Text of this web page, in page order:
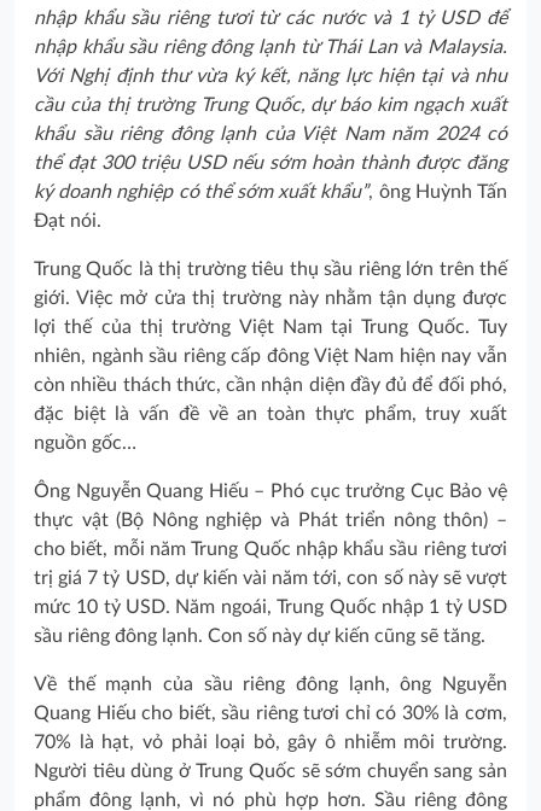
nhập khẩu sầu riêng tươi từ các nước và 1 tỷ USD để
nhập khẩu sầu riêng đông lạnh từ Thái Lan và Malaysia.
Với Nghị định thư vừa ký kết, năng lực hiện tại và nhu
cầu của thị trường Trung Quốc, dự báo kim ngạch xuất
khẩu sầu riêng đông lạnh của Việt Nam năm 2024 có
thể đạt 300 triệu USD nếu sớm hoàn thành được đăng
ký doanh nghiệp có thể sớm xuất khẩu”, ông Huỳnh Tấn
Đạt nói.
Trung Quốc là thị trường tiêu thụ sầu riêng lớn trên thế
giới. Việc mở cửa thị trường này nhằm tận dụng được
lợi thế của thị trường Việt Nam tại Trung Quốc. Tuy
nhiên, ngành sầu riêng cấp đông Việt Nam hiện nay vẫn
còn nhiều thách thức, cần nhận diện đầy đủ để đối phó,
đặc biệt là vấn đề về an toàn thực phẩm, truy xuất
nguồn gốc…
Ông Nguyễn Quang Hiếu – Phó cục trưởng Cục Bảo vệ
thực vật (Bộ Nông nghiệp và Phát triển nông thôn) –
cho biết, mỗi năm Trung Quốc nhập khẩu sầu riêng tươi
trị giá 7 tỷ USD, dự kiến vài năm tới, con số này sẽ vượt
mức 10 tỷ USD. Năm ngoái, Trung Quốc nhập 1 tỷ USD
sầu riêng đông lạnh. Con số này dự kiến cũng sẽ tăng.
Về thế mạnh của sầu riêng đông lạnh, ông Nguyễn
Quang Hiếu cho biết, sầu riêng tươi chỉ có 30% là cơm,
70% là hạt, vỏ phải loại bỏ, gây ô nhiễm môi trường.
Người tiêu dùng ở Trung Quốc sẽ sớm chuyển sang sản
phẩm đông lạnh, vì nó phù hợp hơn. Sầu riêng đông